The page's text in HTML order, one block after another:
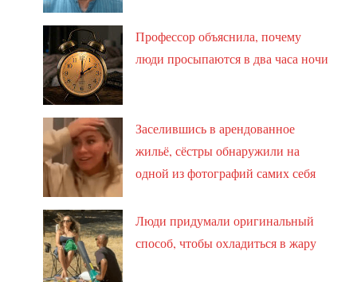
Профессор объяснила, почему
люди просыпаются в два часа ночи
Заселившись в арендованное
жильё, сёстры обнаружили на
одной из фотографий самих себя
Люди придумали оригинальный
способ, чтобы охладиться в жару